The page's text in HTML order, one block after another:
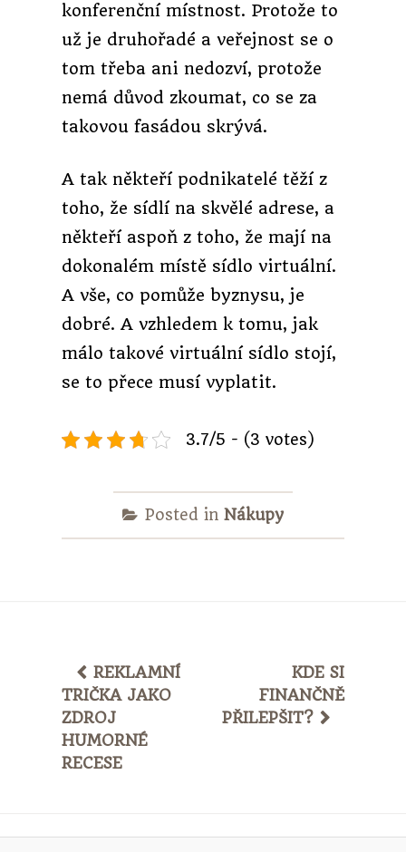
konferenční místnost. Protože to
už je druhořadé a veřejnost se o
tom třeba ani nedozví, protože
nemá důvod zkoumat, co se za
takovou fasádou skrývá.
A tak někteří podnikatelé těží z
toho, že sídlí na skvělé adrese, a
někteří aspoň z toho, že mají na
dokonalém místě sídlo virtuální.
A vše, co pomůže byznysu, je
dobré. A vzhledem k tomu, jak
málo takové virtuální sídlo stojí,
se to přece musí vyplatit.
3.7/5 - (3 votes)
Posted in Nákupy
POST
NAVIGATION
REKLAMNÍ
TRIČKA JAKO
ZDROJ
HUMORNÉ
RECESE
KDE SI
FINANČNĚ
PŘILEPŠIT?